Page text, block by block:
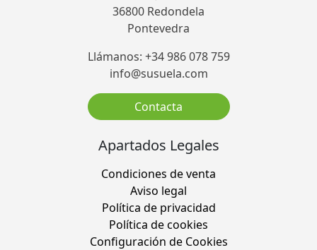
36800 Redondela
Pontevedra
Llámanos: +34 986 078 759
info@susuela.com
Contacta
Apartados Legales
Condiciones de venta
Aviso legal
Política de privacidad
Política de cookies
Configuración de Cookies